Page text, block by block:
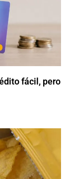
fácil, pero